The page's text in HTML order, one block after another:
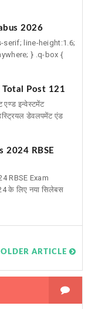
2026
line-height:1.6;
} .q-box {
Total Post 121
एण्ड इन्वेस्टमेंट
डेवलपमेंट एंड
2024 RBSE
RBSE Exam
24 के लिए नया सिलेबस
OLDER ARTICLE